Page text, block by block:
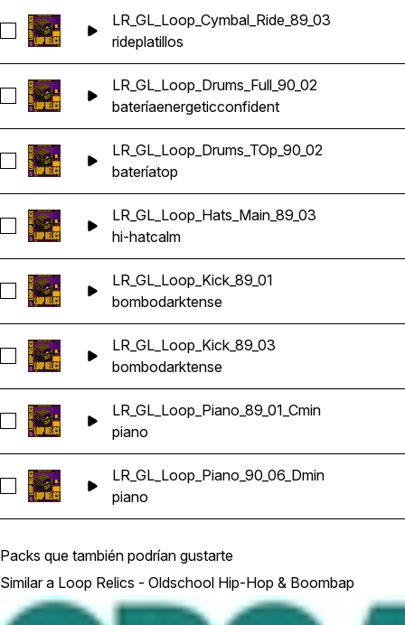
Seleccionar LR_GL_Loop_Cymbal_Ride_89_03
LR_GL_Loop_Cymbal_Ride_89_03
rideplatillos
Seleccionar LR_GL_Loop_Drums_Full_90_02
LR_GL_Loop_Drums_Full_90_02
bateríaenergeticconfident
Seleccionar LR_GL_Loop_Drums_TOp_90_02
LR_GL_Loop_Drums_TOp_90_02
bateríatop
Seleccionar LR_GL_Loop_Hats_Main_89_03
LR_GL_Loop_Hats_Main_89_03
hi-hatcalm
Seleccionar LR_GL_Loop_Kick_89_01
LR_GL_Loop_Kick_89_01
bombodarktense
Seleccionar LR_GL_Loop_Kick_89_03
LR_GL_Loop_Kick_89_03
bombodarktense
Seleccionar LR_GL_Loop_Piano_89_01_Cmin
LR_GL_Loop_Piano_89_01_Cmin
piano
Seleccionar LR_GL_Loop_Piano_90_06_Dmin
LR_GL_Loop_Piano_90_06_Dmin
piano
Packs que también podrían gustarte
Similar a Loop Relics - Oldschool Hip-Hop & Boombap